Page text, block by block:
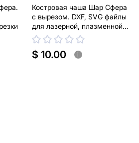
Костровая чаша Шар Сфера
с вырезом. DXF, SVG файлы
для лазерной, плазменной
резки
$ 10.00 i